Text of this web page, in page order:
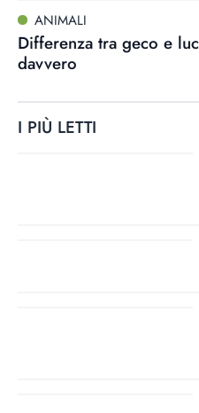
ANIMALI
Differenza tra geco e
davvero
I PIÙ LETTI